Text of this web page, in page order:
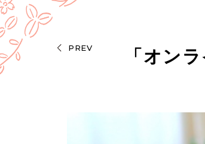
PREV 「オン